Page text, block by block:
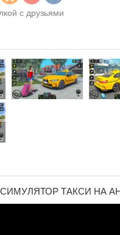
с друзьями
СИМУЛЯТОР ТАКСИ НА